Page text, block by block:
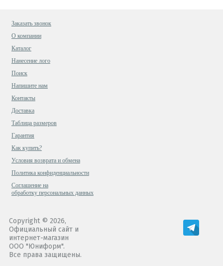
Заказать звонок
О компании
Каталог
Нанесение лого
Поиск
Напишите нам
Контакты
Доставка
Таблица размеров
Гарантия
Как купить?
Условия возврата и обмена
Политика конфиденциальности
Cоглашение на
обработку персональных данных
Copyright © 2026,
Официальный сайт и
интернет-магазин
ООО "Юниформ".
Все права защищены.